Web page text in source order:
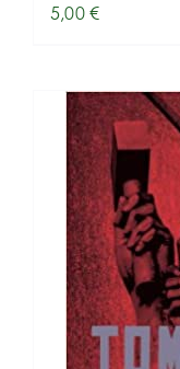
5,00€